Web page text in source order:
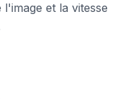
et la vitesse